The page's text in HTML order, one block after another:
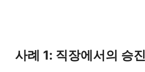
사례 1: 직장에서의 승진